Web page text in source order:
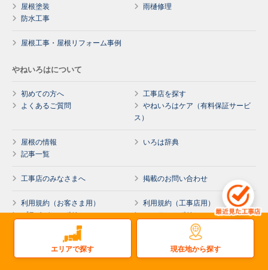
屋根塗装
雨樋修理
防水工事
屋根工事・屋根リフォーム事例
やねいろはについて
初めての方へ
工事店を探す
よくあるご質問
やねいろはケア（有料保証サービ
ス）
屋根の情報
いろは辞典
記事一覧
工事店のみなさまへ 掲載のお問い合わせ
利用規約（お客さま用）
利用規約（工事店用）
プライバシーポリシー
コンテンツポリシー
工事店様ログイン
エリアで探す 現在地から探す